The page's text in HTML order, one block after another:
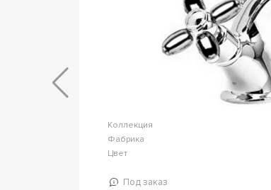
Коллекция
Фабрика
Цвет
Под заказ